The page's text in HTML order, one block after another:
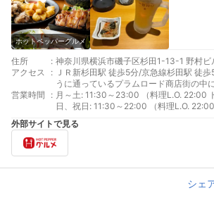
ホットペッパーグルメ
住所 : 神奈川県横浜市磯子区杉田1-13-1 野村
アクセス
: ＪＲ新杉田駅 徒歩5分/京急線杉田駅 徒
うに通っているプラムロード商店街の中
営業時間
: 月～土: 11:30～23:00 （料理L.O. 22:00
日、祝日: 11:30～22:00 （料理L.O.
祝前日: 11:30～23:00 （料理L.O. 22:00
外部サイトで見る
シェ